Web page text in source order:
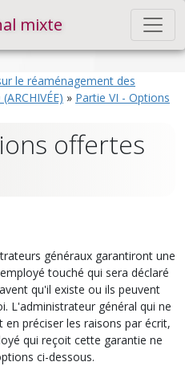
mixte
le réaménagement des
» Partie VI - Options
offertes
généraux garantiront une
touché qui sera déclaré
qu'il existe ou ils peuvent
L'administrateur général qui ne
préciser les raisons par écrit,
qui reçoit cette garantie ne
ci-dessous.